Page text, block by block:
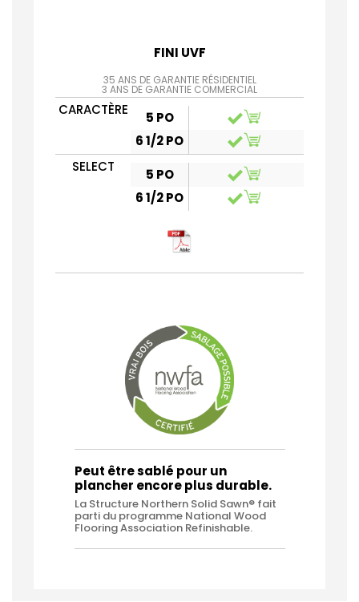
FINI UVF
35 ANS DE GARANTIE RÉSIDENTIEL
3 ANS DE GARANTIE COMMERCIAL
CARACTÈRE
5 PO
6 1/2 PO
SELECT
5 PO
6 1/2 PO
Peut être sablé pour un
plancher encore plus durable.
La Structure Northern Solid Sawn® fait
parti du programme National Wood
Flooring Association Refinishable.